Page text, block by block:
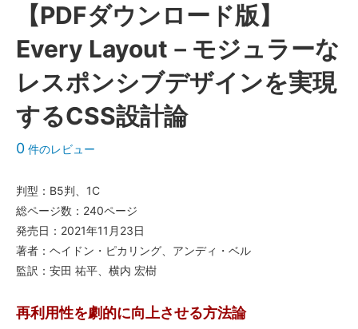
【PDFダウンロード版】
Every Layout－モジュラーな
レスポンシブデザインを実現
するCSS設計論
0 件のレビュー
判型：B5判、1C
総ページ数：240ページ
発売日：2021年11月23日
著者：ヘイドン・ピカリング、アンディ・ベル
監訳：安田 祐平、横内 宏樹
再利用性を劇的に向上させる方法論